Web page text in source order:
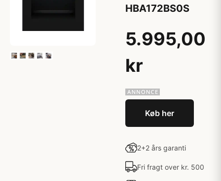
HBA172BS0S
5.995,00
kr
Køb her
2+2 års garanti
Fri fragt over kr. 500